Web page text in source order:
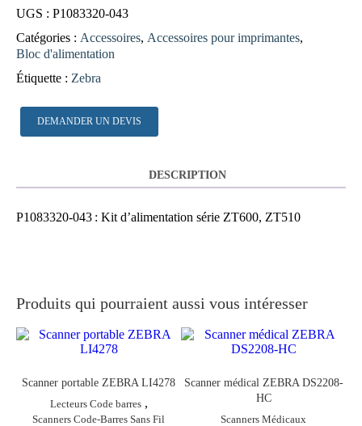
UGS : P1083320-043
Catégories : Accessoires, Accessoires pour imprimantes,
Bloc d'alimentation
Étiquette : Zebra
DEMANDER UN DEVIS
DESCRIPTION
P1083320-043 : Kit d’alimentation série ZT600, ZT510
Produits qui pourraient aussi vous intéresser
Scanner portable ZEBRA LI4278
Lecteurs Code barres,
Scanners Code-Barres Sans Fil
Scanner médical ZEBRA DS2208-
HC
Scanners Médicaux